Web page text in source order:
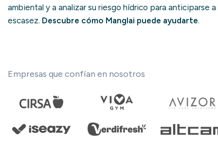
ambiental y a analizar su riesgo hídrico para anticiparse a
escasez. Descubre cómo Manglai puede ayudarte.
Empresas que confían en nosotros